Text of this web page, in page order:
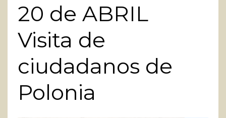
20 de ABRIL
Visita de
ciudadanos de
Polonia